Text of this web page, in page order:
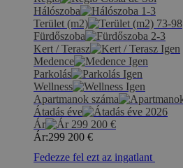
Hálószoba
1-3
Terület (m2)
73-98
Fürdőszoba
2-3
Kert / Terasz
Igen
Medence
Igen
Parkolás
Igen
Wellness
Igen
Apartmanok száma
Átadás éve
2026
Ár
299 200 €
Ár:299 200 €
Fedezze fel ezt az ingatlant